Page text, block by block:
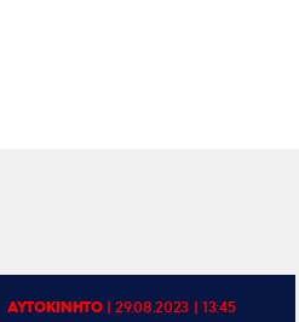
ΑΥΤΟΚΙΝΗΤΟ|29.08.2023 | 13:45